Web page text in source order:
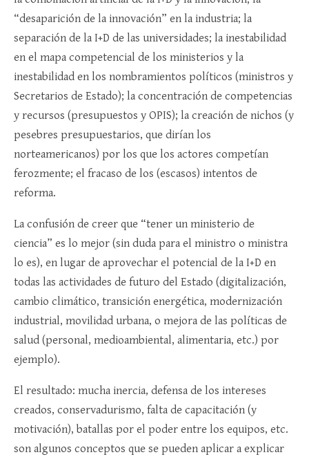
“desaparición de la innovación” en la industria; la
separación de la I+D de las universidades; la inestabilidad
en el mapa competencial de los ministerios y la
inestabilidad en los nombramientos políticos (ministros y
Secretarios de Estado); la concentración de competencias
y recursos (presupuestos y OPIS); la creación de nichos (y
pesebres presupuestarios, que dirían los
norteamericanos) por los que los actores competían
ferozmente; el fracaso de los (escasos) intentos de
reforma.
La confusión de creer que “tener un ministerio de
ciencia” es lo mejor (sin duda para el ministro o ministra
lo es), en lugar de aprovechar el potencial de la I+D en
todas las actividades de futuro del Estado (digitalización,
cambio climático, transición energética, modernización
industrial, movilidad urbana, o mejora de las políticas de
salud (personal, medioambiental, alimentaria, etc.) por
ejemplo).
El resultado: mucha inercia, defensa de los intereses
creados, conservadurismo, falta de capacitación (y
motivación), batallas por el poder entre los equipos, etc.
son algunos conceptos que se pueden aplicar a explicar